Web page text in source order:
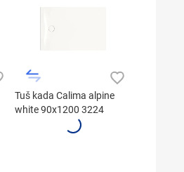
Tuš kada Calima alpine
white 90x1200 3224